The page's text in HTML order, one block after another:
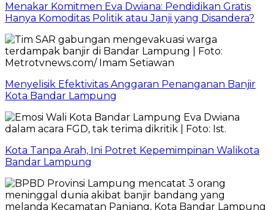
Menakar Komitmen Eva Dwiana: Pendidikan Gratis
Hanya Komoditas Politik atau Janji yang Disandera?
Menyelisik Efektivitas Anggaran Penanganan Banjir
Kota Bandar Lampung
Kota Tanpa Arah, Ini Potret Kepemimpinan Walikota
Bandar Lampung